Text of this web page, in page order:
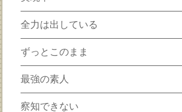
全力は出している
ずっとこのまま
最強の素人
察知できない